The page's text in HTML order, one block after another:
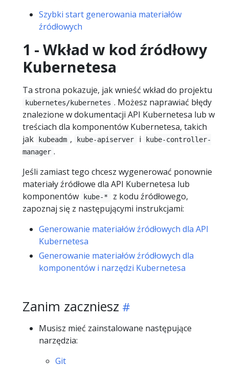
Szybki start generowania materiałów
źródłowych
1 - Wkład w kod źródłowy
Kubernetesa
Ta strona pokazuje, jak wnieść wkład do projektu
kubernetes/kubernetes . Możesz naprawiać błędy
znalezione w dokumentacji API Kubernetesa lub w
treściach dla komponentów Kubernetesa, takich
jak
kubeadm , kube-apiserver i
kube-controller-
manager .
Jeśli zamiast tego chcesz wygenerować ponownie
materiały źródłowe dla API Kubernetesa lub
komponentów
kube-*
z kodu źródłowego,
zapoznaj się z następującymi instrukcjami:
Generowanie materiałów źródłowych dla API
Kubernetesa
Generowanie materiałów źródłowych dla
komponentów i narzędzi Kubernetesa
Zanim zaczniesz
Musisz mieć zainstalowane następujące
narzędzia:
Git